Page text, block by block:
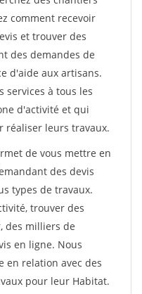
comment recevoir
et trouver des
des demandes de
d'aide aux artisans.
services à tous les
d'activité et qui
réaliser leurs travaux.
de vous mettre en
des devis
types de travaux.
trouver des
des milliers de
en ligne. Nous
en relation avec des
pour leur Habitat.